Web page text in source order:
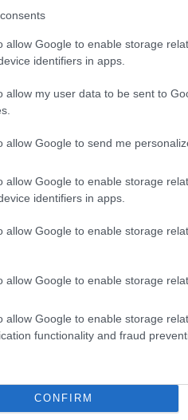
allow Google to enable storage
identifiers in apps.
allow my user data to be sent to
allow Google to send me
allow Google to enable storage
identifiers in apps.
allow Google to enable storage
allow Google to enable storage
allow Google to enable storage
functionality and fraud
CONFIRM
17 helyetted gyomlálja
09:32
megzavarni - minden mást a
az Android 17 úgy
06:33
elmosott rétegekkel frissítheti a
Android átvesz pár
érkezett képek szerint a Google